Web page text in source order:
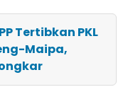
Tertibkan PKL
Maipa,